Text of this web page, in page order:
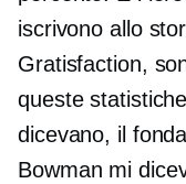
iscrivono allo
Gratisfaction,
queste
dicevano, il
Bowman mi